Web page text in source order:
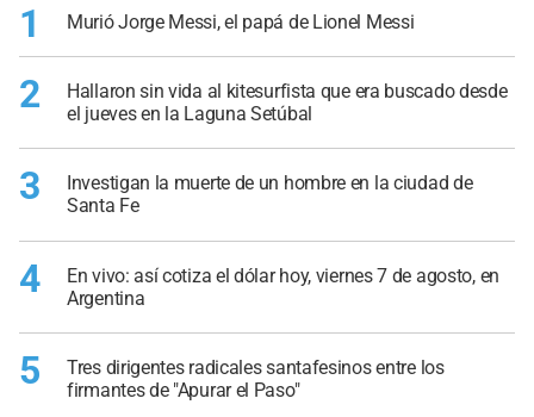
1 Murió Jorge Messi, el papá de Lionel Messi
2
Hallaron sin vida al kitesurfista que era buscado desde
el jueves en la Laguna Setúbal
3
Investigan la muerte de un hombre en la ciudad de
Santa Fe
4
En vivo: así cotiza el dólar hoy, viernes 7 de agosto, en
Argentina
5
Tres dirigentes radicales santafesinos entre los
firmantes de "Apurar el Paso"